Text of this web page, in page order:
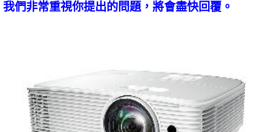
我們非常重視你提出的問題，將會盡快回覆。